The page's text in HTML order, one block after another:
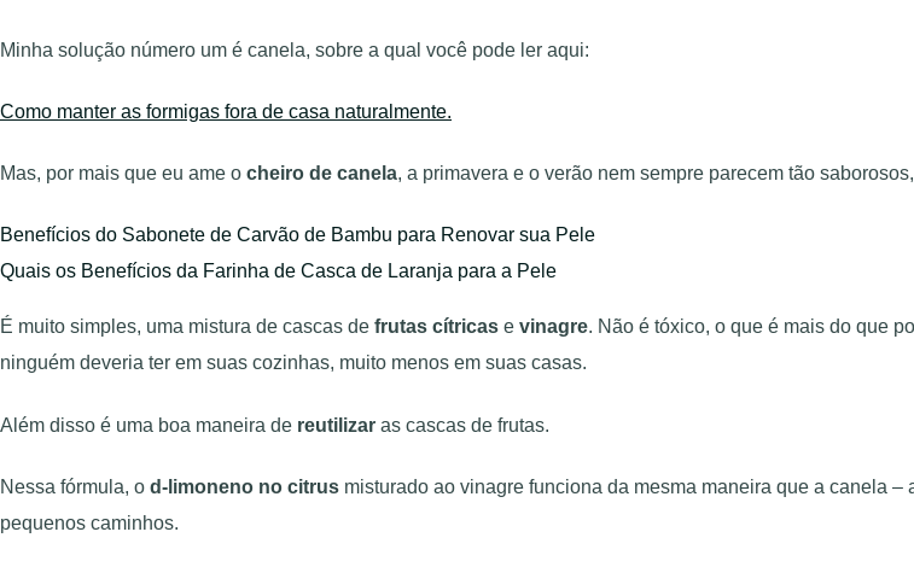
Minha solução número um é canela, sobre a qual você pode ler aqui:
Como manter as formigas fora de casa naturalmente.
Mas, por mais que eu ame o cheiro de canela, a primavera e o verão nem sempre parecem tão
Benefícios do Sabonete de Carvão de Bambu para Renovar sua Pele
Quais os Benefícios da Farinha de Casca de Laranja para a Pele
É muito simples, uma mistura de cascas de frutas cítricas e vinagre. Não é tóxico, o que é mais do que
ninguém deveria ter em suas cozinhas, muito menos em suas casas.
Além disso é uma boa maneira de reutilizar as cascas de frutas.
Nessa fórmula, o d-limoneno no citrus misturado ao vinagre funciona da mesma maneira que a canela –
pequenos caminhos.